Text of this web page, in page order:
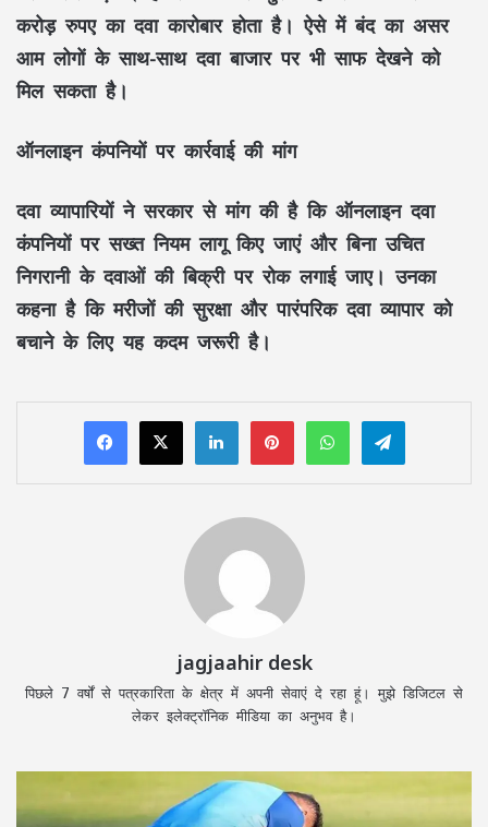
करोड़ रुपए का दवा कारोबार होता है। ऐसे में बंद का असर
आम लोगों के साथ-साथ दवा बाजार पर भी साफ देखने को
मिल सकता है।
ऑनलाइन कंपनियों पर कार्रवाई की मांग
दवा व्यापारियों ने सरकार से मांग की है कि ऑनलाइन दवा
कंपनियों पर सख्त नियम लागू किए जाएं और बिना उचित
निगरानी के दवाओं की बिक्री पर रोक लगाई जाए। उनका
कहना है कि मरीजों की सुरक्षा और पारंपरिक दवा व्यापार को
बचाने के लिए यह कदम जरूरी है।
LinkedInPinterestWhatsAppTelegram
jagjaahir desk
पिछले 7 वर्षों से पत्रकारिता के क्षेत्र में अपनी सेवाएं दे रहा हूं। मुझे डिजिटल से
लेकर इलेक्ट्रॉनिक मीडिया का अनुभव है।